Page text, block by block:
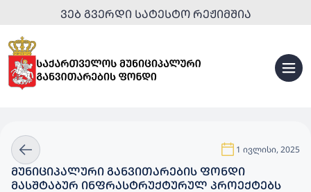
ᲕᲔᲑ ᲒᲕᲔᲠᲓᲘ ᲡᲐᲢᲔᲡᲢᲝ ᲠᲔᲟᲘᲛᲨᲘᲐ
1 ივლისი, 2025
ᲛᲣᲜᲘᲪᲘᲞᲐᲚᲣᲠᲘ ᲒᲐᲜᲕᲘᲗᲐᲠᲔᲑᲘᲡ ᲤᲝᲜᲓᲘ
ᲛᲐᲡᲨᲢᲐᲑᲣᲠ ᲘᲜᲤᲠᲐᲡᲢᲠᲣᲥᲢᲣᲠᲣᲚ ᲞᲠᲝᲔᲥᲢᲔᲑᲡ